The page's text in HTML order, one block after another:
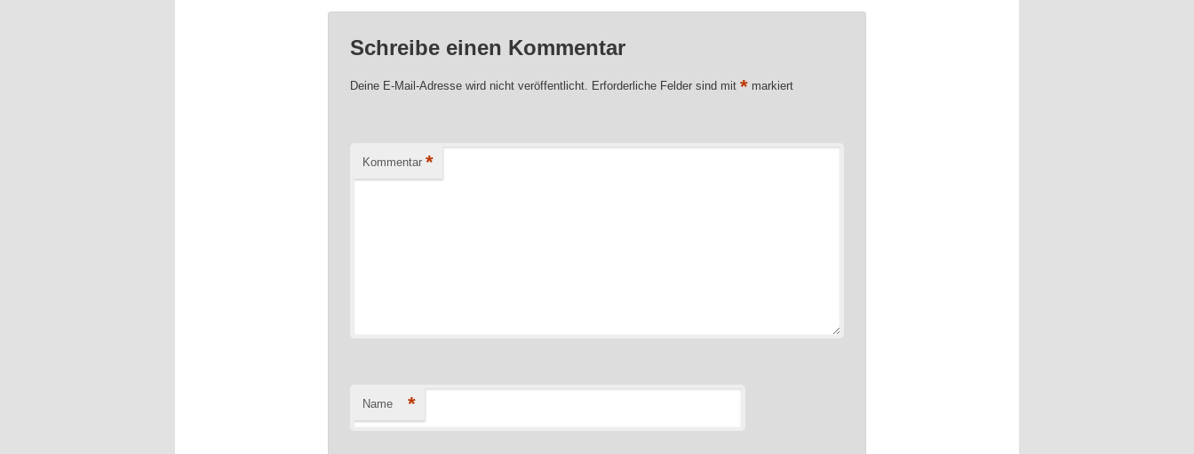
Schreibe einen Kommentar
Deine E-Mail-Adresse wird nicht veröffentlicht. Erforderliche Felder sind mit* markiert
Kommentar *
Name *